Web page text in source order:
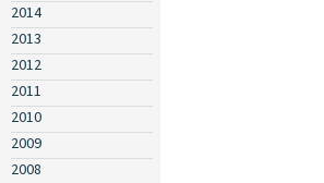
2014
2013
2012
2011
2010
2009
2008